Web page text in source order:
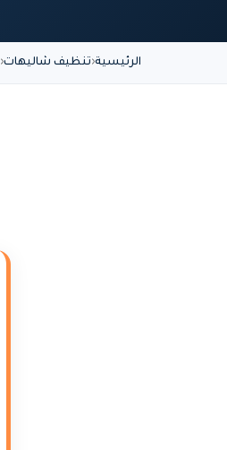
الرئيسية تنظيف شاليهات